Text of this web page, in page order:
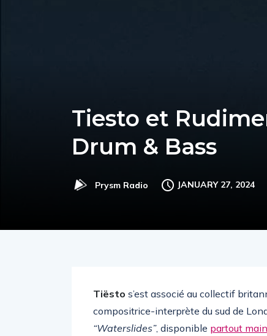
Tiesto et
Drum & Bass
Prysm Radio JANUARY 27, 2024
Tiësto s’est associé au collectif
compositrice-interprète du sud de
“Waterslides”, disponible partout